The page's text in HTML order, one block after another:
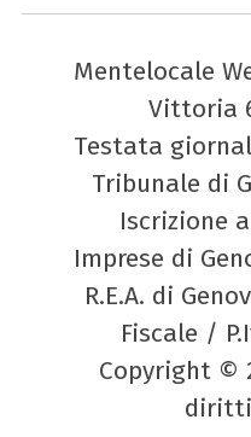
Mentelocale
Vittoria
Testata
Tribunale di
Iscrizione
Imprese di
R.E.A. di
Fiscale /
Copyright ©